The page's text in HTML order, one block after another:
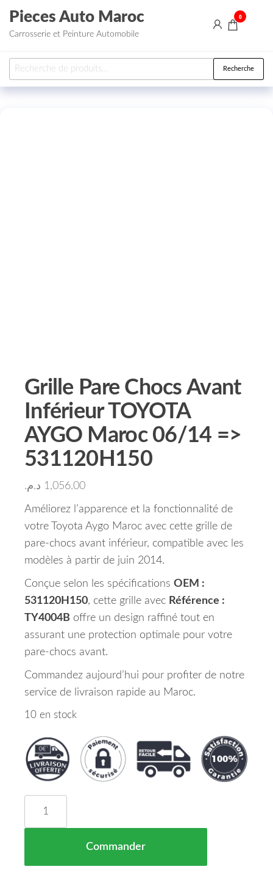
Aller au contenu
Pieces Auto Maroc
Carrosserie et Peinture Automobile
0
Recherche pour : Recherche
Grille Pare Chocs Avant
Inférieur TOYOTA
AYGO Maroc 06/14 =>
531120H150
1,056.00 د.م.
Améliorez l’apparence et la fonctionnalité de
votre Toyota Aygo Maroc avec cette grille de
pare-chocs avant inférieur, compatible avec les
modèles à partir de juin 2014.
Conçue selon les spécifications OEM :
531120H150, cette grille avec Référence :
TY4004B offre un design raffiné tout en
assurant une protection optimale pour votre
pare-chocs avant.
Commandez aujourd’hui pour profiter de notre
service de livraison rapide au Maroc.
10 en stock
Commander